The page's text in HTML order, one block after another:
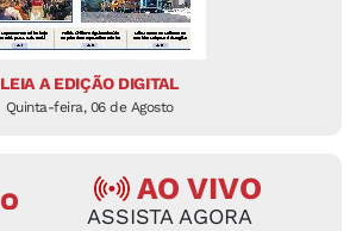
LEIA A EDIÇÃO DIGITAL
Quinta-feira, 06 de Agosto
AO VIVO
ASSISTA AGORA